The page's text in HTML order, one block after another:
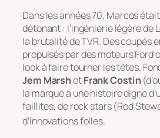
Dans les années 70, Marcos
détonant : l’ingénierie légère de
la brutalité de TVR. Des coupés
propulsés par des moteurs Ford
look à faire tourner les têtes.
Jem MarshetFrank Costin
la marque a une histoire digne
faillites, de rock stars (Rod
d’innovations folles.